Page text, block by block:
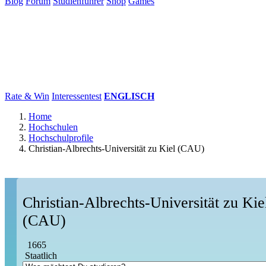
Rate & Win Interessentest ENGLISCH
Home
Hochschulen
Hochschulprofile
Christian-Albrechts-Universität zu Kiel (CAU)
Christian-Albrechts-Universität zu
(CAU)
1665
Staatlich